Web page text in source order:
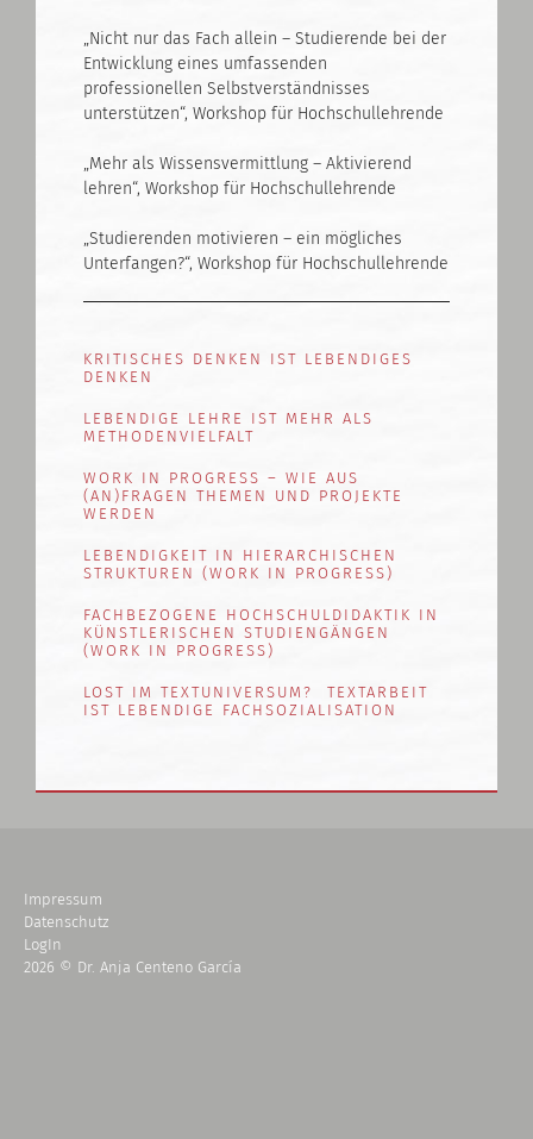
„Nicht nur das Fach allein – Studierende bei der
Entwicklung eines umfassenden
professionellen Selbstverständnisses
unterstützen“, Workshop für Hochschullehrende
„Mehr als Wissensvermittlung – Aktivierend
lehren“, Workshop für Hochschullehrende
„Studierenden motivieren – ein mögliches
Unterfangen?“, Workshop für Hochschullehrende
KRITISCHES DENKEN IST LEBENDIGES
DENKEN
LEBENDIGE LEHRE IST MEHR ALS
METHODENVIELFALT
WORK IN PROGRESS – WIE AUS
(AN)FRAGEN THEMEN UND PROJEKTE
WERDEN
LEBENDIGKEIT IN HIERARCHISCHEN
STRUKTUREN (WORK IN PROGRESS)
FACHBEZOGENE HOCHSCHULDIDAKTIK IN
KÜNSTLERISCHEN STUDIENGÄNGEN
(WORK IN PROGRESS)
LOST IM TEXTUNIVERSUM? TEXTARBEIT
IST LEBENDIGE FACHSOZIALISATION
Impressum
Datenschutz
LogIn
2026 © Dr. Anja Centeno García